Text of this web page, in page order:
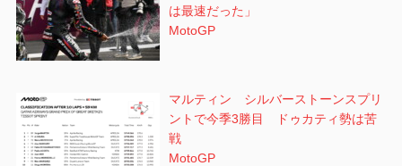
は最速だった」
MotoGP
マルティン シルバーストーンスプリ
ントで今季3勝目 ドゥカティ勢は苦
戦
MotoGP